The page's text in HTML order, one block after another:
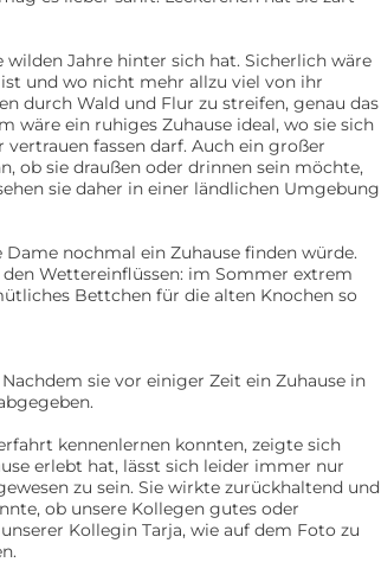
Jahre hinter sich hat. Sicherlich wäre
und wo nicht mehr allzu viel von ihr
durch Wald und Flur zu streifen, genau das
wäre ein ruhiges Zuhause ideal, wo sie sich
fassen darf. Auch ein großer
ob sie draußen oder drinnen sein möchte,
sie daher in einer ländlichen Umgebung
nochmal ein Zuhause finden würde.
Wettereinflüssen: im Sommer extrem
Bettchen für die alten Knochen so
sie vor einiger Zeit ein Zuhause in
kennenlernen konnten, zeigte sich
erlebt hat, lässt sich leider immer nur
zu sein. Sie wirkte zurückhaltend und
ob unsere Kollegen gutes oder
Kollegin Tarja, wie auf dem Foto zu